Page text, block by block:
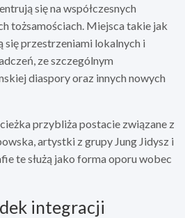
się na współczesnych
tożsamościach. Miejsca takie jak
się przestrzeniami lokalnych i
ze szczególnym
diaspory oraz innych nowych
przybliża postacie związane z
artystki z grupy Jung Jidysz i
te służą jako forma oporu wobec
integracji